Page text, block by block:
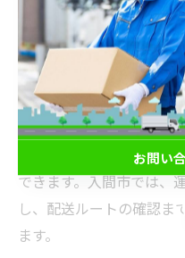
っても、段階的に業務
ャリア形成にもつながり
研修充実の軽貨物求人で
軽貨物求人の多くは、未
り、実際の業務に入る前
できます。入間市では、
し、配送ルートの確認ま
ます。
お問い
お問い